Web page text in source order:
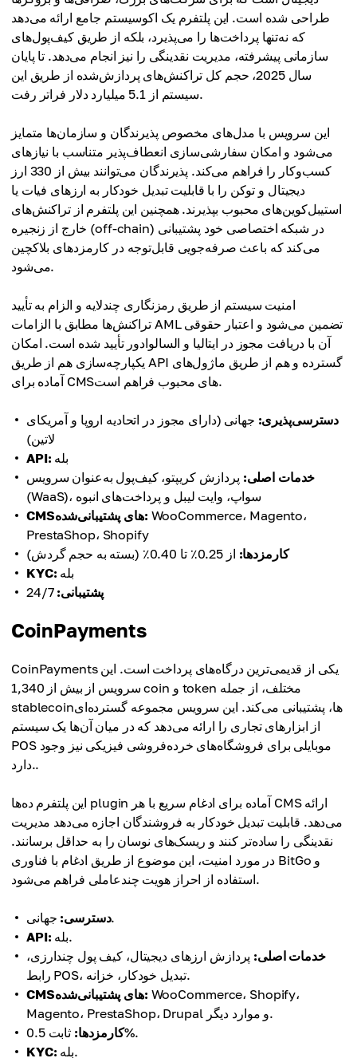
طراحی شده است. این پلتفرم یک اکوسیستم جامع ارائه می‌دهد
که نه‌تنها پرداخت‌ها را می‌پذیرد، بلکه از طریق کیف‌پول‌های
سازمانی پیشرفته، مدیریت نقدینگی را نیز انجام می‌دهد. تا پایان
سال 2025، حجم کل تراکنش‌های پردازش‌شده از طریق این
سیستم از 5.1 میلیارد دلار فراتر رفت.
این سرویس با مدل‌های مخصوص پذیرندگان و سازمان‌ها متمایز
می‌شود و امکان سفارشی‌سازی انعطاف‌پذیر متناسب با نیازهای
کسب‌وکار را فراهم می‌کند. پذیرندگان می‌توانند بیش از 330 ارز
دیجیتال و توکن را با قابلیت تبدیل خودکار به ارزهای فیات یا
استیبل‌کوین‌های محبوب بپذیرند. همچنین این پلتفرم از تراکنش‌های
خارج از زنجیره (off-chain) در شبکه اختصاصی خود پشتیبانی
می‌کند که باعث صرفه‌جویی قابل‌توجه در کارمزدهای بلاکچین
می‌شود.
امنیت سیستم از طریق رمزنگاری چندلایه و الزام به تأیید
تراکنش‌ها مطابق با الزامات AML تضمین می‌شود و اعتبار حقوقی
آن با دریافت مجوز در ایتالیا و السالوادور تأیید شده است. امکان
یکپارچه‌سازی هم از طریق API گسترده و هم از طریق ماژول‌های
آماده برای CMSهای محبوب فراهم است.
دسترسی‌پذیری: جهانی (دارای مجوز در اتحادیه اروپا و آمریکای
لاتین)
API: بله
خدمات اصلی: پردازش کریپتو، کیف‌پول به‌عنوان سرویس
(WaaS)، سواپ، وایت لیبل و پرداخت‌های انبوه
CMSهای پشتیبانی‌شده: WooCommerce، Magento،
PrestaShop، Shopify
کارمزدها: از 0.25٪ تا 0.40٪ (بسته به حجم گردش)
KYC: بله
پشتیبانی: 24/7
CoinPayments
CoinPayments یکی از قدیمی‌ترین درگاه‌های پرداخت است. این
سرویس از بیش از 1,340 coin و token مختلف، از جمله
stablecoinها، پشتیبانی می‌کند. این سرویس مجموعه گسترده‌ای
از ابزارهای تجاری را ارائه می‌دهد که در میان آن‌ها یک سیستم
POS موبایلی برای فروشگاه‌های خرده‌فروشی فیزیکی نیز وجود
دارد..
این پلتفرم ده‌ها plugin آماده برای ادغام سریع با هر CMS ارائه
می‌دهد. قابلیت تبدیل خودکار به فروشندگان اجازه می‌دهد مدیریت
نقدینگی را ساده‌تر کنند و ریسک‌های نوسان را به حداقل برسانند.
در مورد امنیت، این موضوع از طریق ادغام با فناوری BitGo و
استفاده از احراز هویت چندعاملی فراهم می‌شود.
دسترسی:جهانی.
API:
بله.
خدمات اصلی: پردازش ارزهای دیجیتال، کیف پول چندارزی،
رابط POS، تبدیل خودکار، خزانه.
CMSهای پشتیبانی‌شده: WooCommerce، Shopify،
Magento، PrestaShop، Drupal و موارد دیگر.
کارمزدها:ثابت 0.5%.
KYC:
بله.